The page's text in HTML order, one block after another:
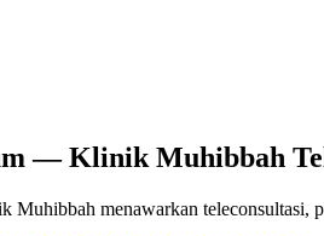
— Klinik Muhibbah
menawarkan teleconsultasi,